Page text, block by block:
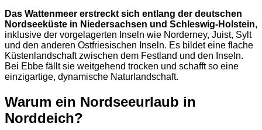
Das Wattenmeer erstreckt sich entlang der deutschen
Nordseeküste in Niedersachsen und Schleswig-Holstein,
inklusive der vorgelagerten Inseln wie Norderney, Juist, Sylt
und den anderen Ostfriesischen Inseln. Es bildet eine flache
Küstenlandschaft zwischen dem Festland und den Inseln.
Bei Ebbe fällt sie weitgehend trocken und schafft so eine
einzigartige, dynamische Naturlandschaft.
Warum ein Nordseeurlaub in
Norddeich?